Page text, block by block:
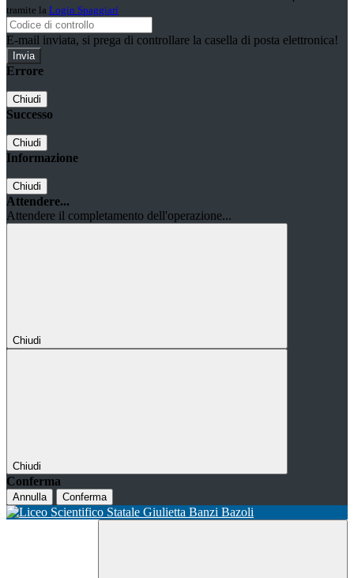
tramite la Login Spaggiari
E-mail inviata, si prega di controllare la casella di posta elettronica!
Errore
Chiudi
Successo
Chiudi
Informazione
Chiudi
Attendere...
Attendere il completamento dell'operazione...
Chiudi
Chiudi
Conferma
Annulla Conferma